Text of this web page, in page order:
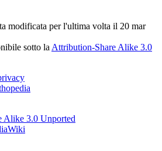
modificata per l'ultima volta il 20 mar
sotto la Attribution-Share Alike 3.0